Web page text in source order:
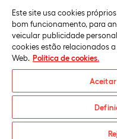
Plano de
Universidade Europeia ©
Este site usa cookies
bom funcionamento, para
veicular publicidade
cookies estão relacionados
Web. Política de cookies.
Aceitar